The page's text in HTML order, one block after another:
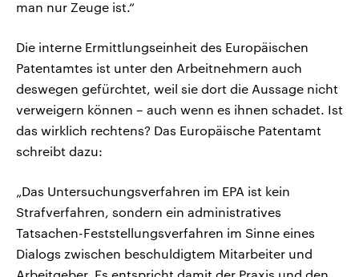
man nur Zeuge ist.“
Die interne Ermittlungseinheit des Europäischen
Patentamtes ist unter den Arbeitnehmern auch
deswegen gefürchtet, weil sie dort die Aussage nicht
verweigern können – auch wenn es ihnen schadet. Ist
das wirklich rechtens? Das Europäische Patentamt
schreibt dazu:
„Das Untersuchungsverfahren im EPA ist kein
Strafverfahren, sondern ein administratives
Tatsachen-Feststellungsverfahren im Sinne eines
Dialogs zwischen beschuldigtem Mitarbeiter und